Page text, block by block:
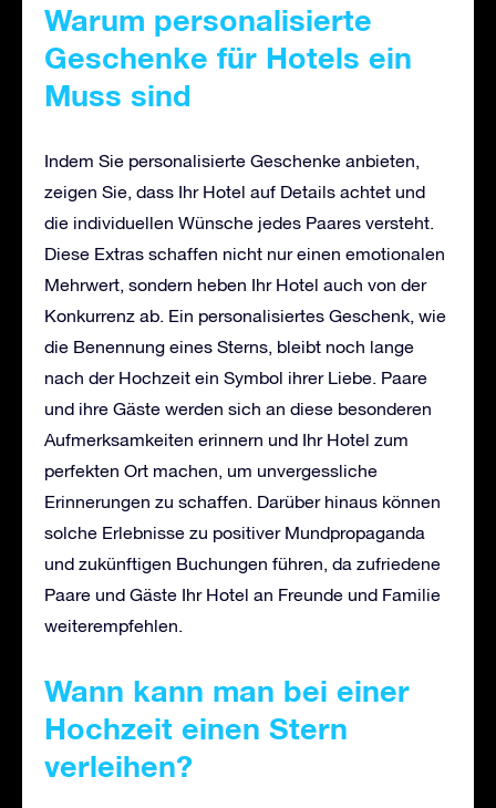
Warum personalisierte
Geschenke für Hotels ein
Muss sind
Indem Sie personalisierte Geschenke anbieten,
zeigen Sie, dass Ihr Hotel auf Details achtet und
die individuellen Wünsche jedes Paares versteht.
Diese Extras schaffen nicht nur einen emotionalen
Mehrwert, sondern heben Ihr Hotel auch von der
Konkurrenz ab. Ein personalisiertes Geschenk, wie
die Benennung eines Sterns, bleibt noch lange
nach der Hochzeit ein Symbol ihrer Liebe. Paare
und ihre Gäste werden sich an diese besonderen
Aufmerksamkeiten erinnern und Ihr Hotel zum
perfekten Ort machen, um unvergessliche
Erinnerungen zu schaffen. Darüber hinaus können
solche Erlebnisse zu positiver Mundpropaganda
und zukünftigen Buchungen führen, da zufriedene
Paare und Gäste Ihr Hotel an Freunde und Familie
weiterempfehlen.
Wann kann man bei einer
Hochzeit einen Stern
verleihen?